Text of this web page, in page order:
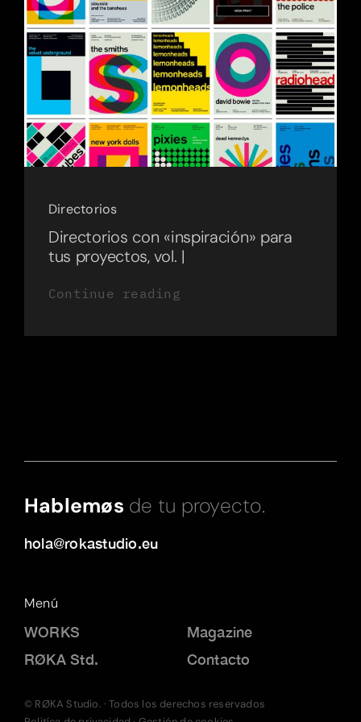
Directorios
Directorios con «inspiración» para
tus proyectos, vol. |
Continue reading
Hablemøs de tu proyecto.
hola@rokastudio.eu
Menú
WORKS
RØKA Std.
Magazine
Contacto
© RØKA Studio. · Todos los derechos reservados